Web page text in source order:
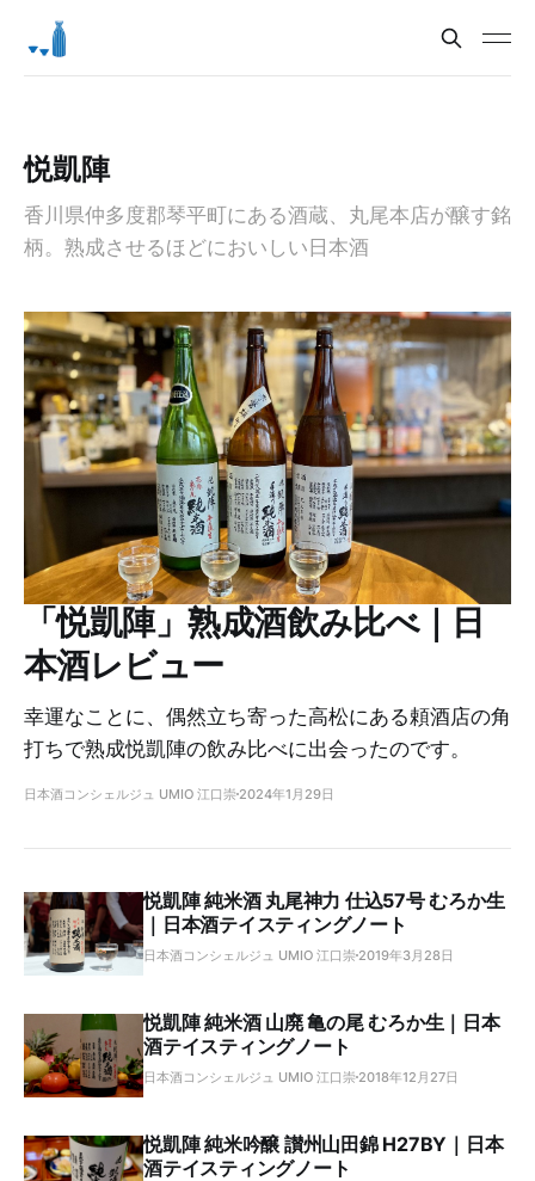
悦凱陣
香川県仲多度郡琴平町にある酒蔵、丸尾本店が醸す銘
柄。熟成させるほどにおいしい日本酒
「悦凱陣」熟成酒飲み比べ｜日
本酒レビュー
幸運なことに、偶然立ち寄った高松にある頼酒店の角
打ちで熟成悦凱陣の飲み比べに出会ったのです。
日本酒コンシェルジュ UMIO 江口崇 2024年1月29日
悦凱陣 純米酒 丸尾神力 仕込57号 むろか生
｜日本酒テイスティングノート
日本酒コンシェルジュ UMIO 江口崇 2019年3月28日
悦凱陣 純米酒 山廃 亀の尾 むろか生｜日本
酒テイスティングノート
日本酒コンシェルジュ UMIO 江口崇 2018年12月27日
悦凱陣 純米吟醸 讃州山田錦 H27BY｜日本
酒テイスティングノート